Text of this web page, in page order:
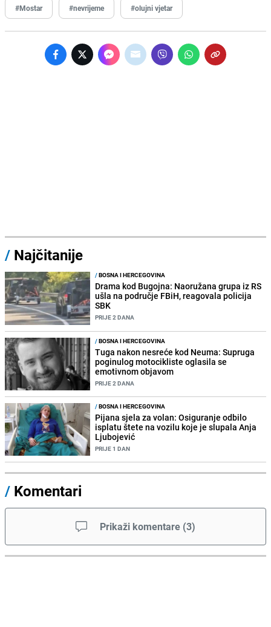
#Mostar #nevrijeme #olujni vjetar
/ Najčitanije
/BOSNA I HERCEGOVINA
Drama kod Bugojna: Naoružana grupa iz RS
ušla na područje FBiH, reagovala policija
SBK
PRIJE 2 DANA
/BOSNA I HERCEGOVINA
Tuga nakon nesreće kod Neuma: Supruga
poginulog motocikliste oglasila se
emotivnom objavom
PRIJE 2 DANA
/BOSNA I HERCEGOVINA
Pijana sjela za volan: Osiguranje odbilo
isplatu štete na vozilu koje je slupala Anja
Ljubojević
PRIJE 1 DAN
/ Komentari
Prikaži komentare (3)